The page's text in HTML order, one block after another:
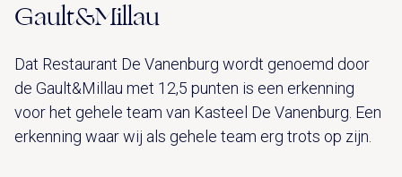
Gault&Millau
Dat Restaurant De Vanenburg wordt genoemd door
de Gault&Millau met 12,5 punten is een erkenning
voor het gehele team van Kasteel De Vanenburg. Een
erkenning waar wij als gehele team erg trots op zijn.